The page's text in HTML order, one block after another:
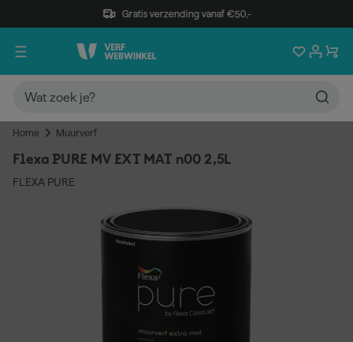
Gratis verzending vanaf €50,-
Home Muurverf
Flexa PURE MV EXT MAT n00 2,5L
FLEXA PURE